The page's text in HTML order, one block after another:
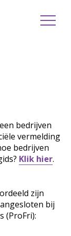
bedrijven
vermelding
bedrijven
Klik hier.
zijn
bij
(ProFri):